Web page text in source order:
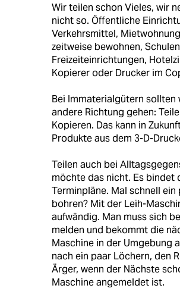
Wir teilen schon Vieles, wir
nicht so. Öffentliche
Verkehrsmittel,
zeitweise bewohnen,
Freizeiteinrichtungen,
Kopierer oder Drucker im
Bei Immaterialgütern sollten
andere Richtung gehen:
Kopieren. Das kann in
Produkte aus dem 3-D-
Teilen auch bei
möchte das nicht. Es bindet
Terminpläne. Mal schnell ein
bohren? Mit der Leih-
aufwändig. Man muss sich
melden und bekommt die
Maschine in der Umgebung
nach ein paar Löchern, den
Ärger, wenn der Nächste
Maschine angemeldet ist.